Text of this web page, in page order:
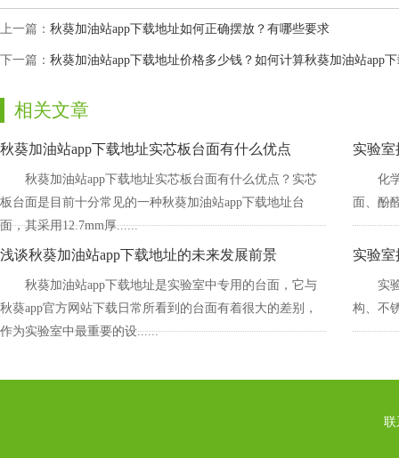
上一篇： 秋葵加油站app下载地址如何正确摆放？有哪些要求
下一篇： 秋葵加油站app下载地址价格多少钱？如何计算秋葵加油站app
相关文章
秋葵加油站app下载地址实芯板台面有什么优点
秋葵加油站app下载地址实芯板台面有什么优点？实芯
板台面是目前十分常见的一种秋葵加油站app下载地址台
面，其采用12.7mm厚......
实验
化
面
浅谈秋葵加油站app下载地址的未来发展前景
秋葵加油站app下载地址是实验室中专用的台面，它与
秋葵app官方网站下载日常所看到的台面有着很大的差别，
作为实验室中最重要的设......
实验
实
构、不
联